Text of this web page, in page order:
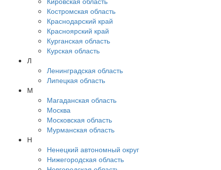
Костромская область
Краснодарский край
Красноярский край
Курганская область
Курская область
Л
Ленинградская область
Липецкая область
М
Магаданская область
Москва
Московская область
Мурманская область
Н
Ненецкий автономный округ
Нижегородская область